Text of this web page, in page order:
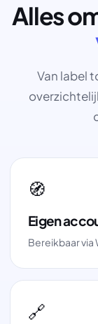
Alles
Van label
🧭
Eigen
Bereikbaar
🔗